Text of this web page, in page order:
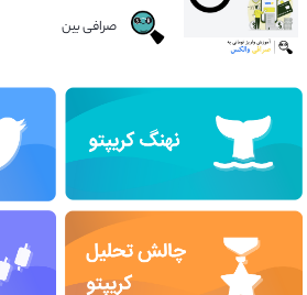
صرافی بین